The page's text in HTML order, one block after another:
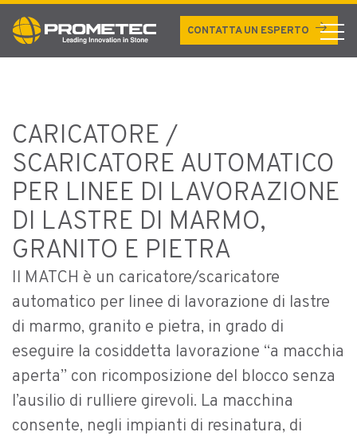
MATCH CONTATTA UN ESPERTO arrow_forward
CARICATORE /
SCARICATORE AUTOMATICO
PER LINEE DI LAVORAZIONE
DI LASTRE DI MARMO,
GRANITO E PIETRA
Il MATCH è un caricatore/scaricatore
automatico per linee di lavorazione di lastre
di marmo, granito e pietra, in grado di
eseguire la cosiddetta lavorazione “a macchia
aperta” con ricomposizione del blocco senza
l’ausilio di rulliere girevoli. La macchina
consente, negli impianti di resinatura, di